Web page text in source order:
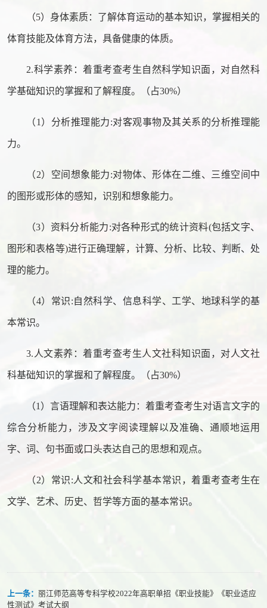
（5）身体素质：了解体育运动的基本知识，掌握相关的
体育技能及体育方法，具备健康的体质。
2.科学素养：着重考查考生自然科学知识面，对自然科
学基础知识的掌握和了解程度。（占30%）
（1）分析推理能力:对客观事物及其关系的分析推理能
力。
（2）空间想象能力:对物体、形体在二维、三维空间中
的图形或形体的感知，识别和想象能力。
（3）资料分析能力:对各种形式的统计资料(包括文字、
图形和表格等)进行正确理解，计算、分析、比较、判断、处
理的能力。
（4）常识:自然科学、信息科学、工学、地球科学的基
本常识。
3.人文素养：着重考查考生人文社科知识面，对人文社
科基础知识的掌握和了解程度。（占30%）
（1）言语理解和表达能力：着重考查考生对语言文字的
综合分析能力，涉及文字阅读理解以及准确、通顺地运用
字、词、句书面或口头表达自己的思想和观点。
（2）常识:人文和社会科学基本常识，着重考查考生在
文学、艺术、历史、哲学等方面的基本常识。
上一条： 丽江师范高等专科学校2022年高职单招《职业技能》《职业适应
性测试》考试大纲